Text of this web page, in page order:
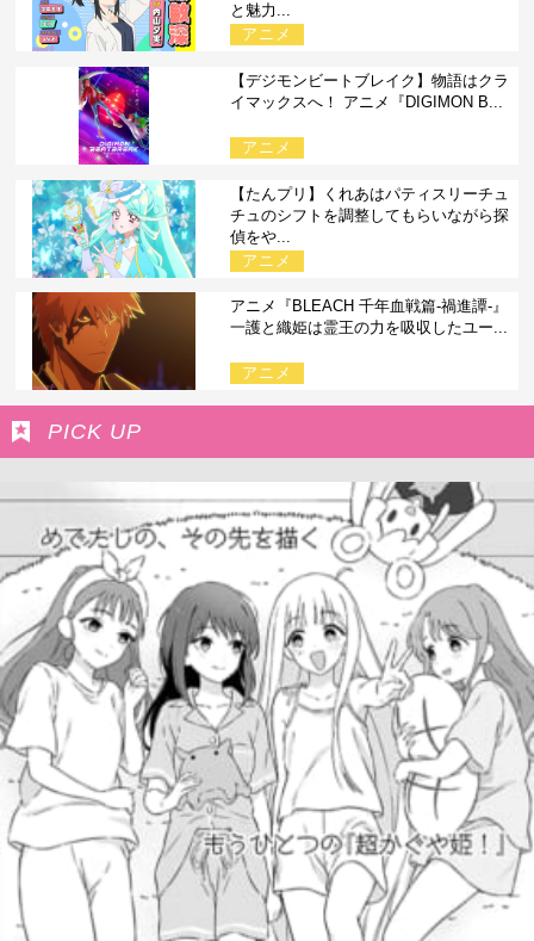
と魅力...
アニメ
【デジモンビートブレイク】物語はクラ
イマックスへ！ アニメ『DIGIMON B...
アニメ
【たんプリ】くれあはパティスリーチュ
チュのシフトを調整してもらいながら探
偵をや...
アニメ
アニメ『BLEACH 千年血戦篇-禍進譚-』
一護と織姫は霊王の力を吸収したユー...
アニメ
PICK UP